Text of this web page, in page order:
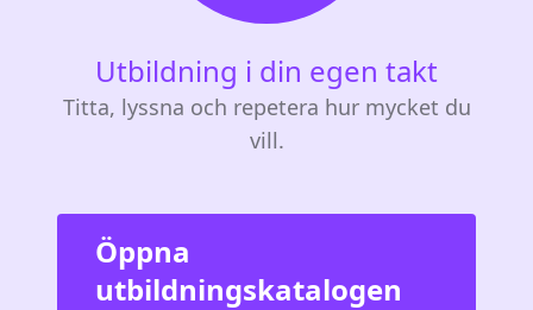
Utbildning i din egen takt
Titta, lyssna och repetera hur mycket du
vill.
Öppna
utbildningskatalogen